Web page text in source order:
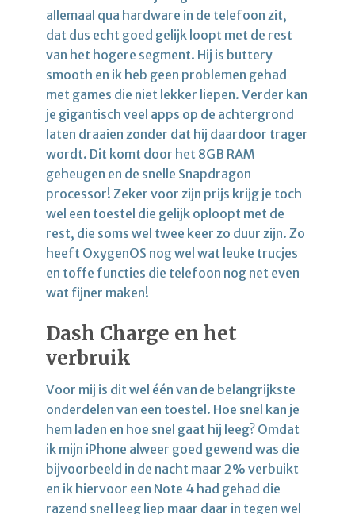
allemaal qua hardware in de telefoon zit,
dat dus echt goed gelijk loopt met de rest
van het hogere segment. Hij is buttery
smooth en ik heb geen problemen gehad
met games die niet lekker liepen. Verder kan
je gigantisch veel apps op de achtergrond
laten draaien zonder dat hij daardoor trager
wordt. Dit komt door het 8GB RAM
geheugen en de snelle Snapdragon
processor! Zeker voor zijn prijs krijg je toch
wel een toestel die gelijk oploopt met de
rest, die soms wel twee keer zo duur zijn. Zo
heeft OxygenOS nog wel wat leuke trucjes
en toffe functies die telefoon nog net even
wat fijner maken!
Dash Charge en het
verbruik
Voor mij is dit wel één van de belangrijkste
onderdelen van een toestel. Hoe snel kan je
hem laden en hoe snel gaat hij leeg? Omdat
ik mijn iPhone alweer goed gewend was die
bijvoorbeeld in de nacht maar 2% verbuikt
en ik hiervoor een Note 4 had gehad die
razend snel leeg liep maar daar in tegen wel